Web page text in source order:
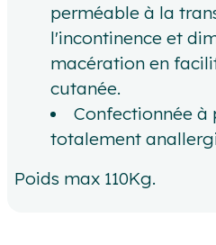
perméable à la
l'incontinence et
macération en
cutanée.
Confectionnée à
totalement
Poids max 110Kg.